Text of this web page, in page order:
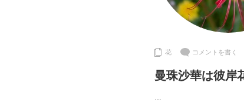
花 コメントを書く
曼珠沙華は彼岸
…